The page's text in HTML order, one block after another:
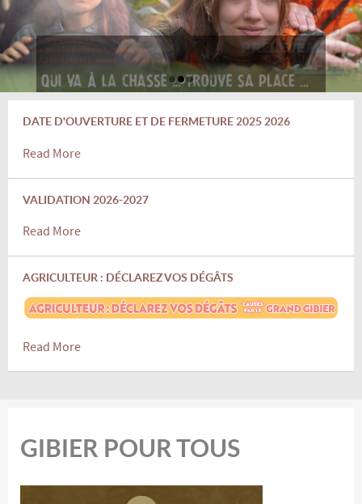
DATE D'OUVERTURE ET DE FERMETURE 2025 2026
Read More
VALIDATION 2026-2027
Read More
AGRICULTEUR : DÉCLAREZ VOS DÉGÂTS
Read More
GIBIER POUR TOUS